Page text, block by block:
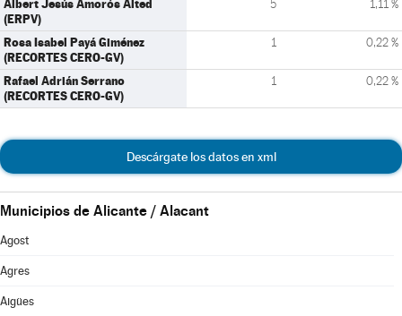
Albert Jesús Amorós Alted
(ERPV)
5 1,11 %
Rosa Isabel Payá Giménez
(RECORTES CERO-GV)
1 0,22 %
Rafael Adrián Serrano
(RECORTES CERO-GV)
1 0,22 %
Descárgate los datos en xml
Municipios de Alicante / Alacant
Agost
Agres
Aigües